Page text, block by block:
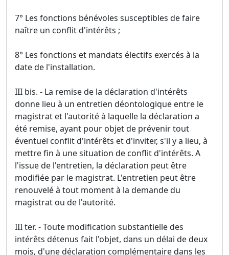
7° Les fonctions bénévoles susceptibles de faire
naître un conflit d'intérêts ;
8° Les fonctions et mandats électifs exercés à la
date de l'installation.
III bis. - La remise de la déclaration d'intérêts
donne lieu à un entretien déontologique entre le
magistrat et l'autorité à laquelle la déclaration a
été remise, ayant pour objet de prévenir tout
éventuel conflit d'intérêts et d'inviter, s'il y a lieu, à
mettre fin à une situation de conflit d'intérêts. A
l'issue de l'entretien, la déclaration peut être
modifiée par le magistrat. L'entretien peut être
renouvelé à tout moment à la demande du
magistrat ou de l'autorité.
III ter. - Toute modification substantielle des
intérêts détenus fait l'objet, dans un délai de deux
mois, d'une déclaration complémentaire dans les